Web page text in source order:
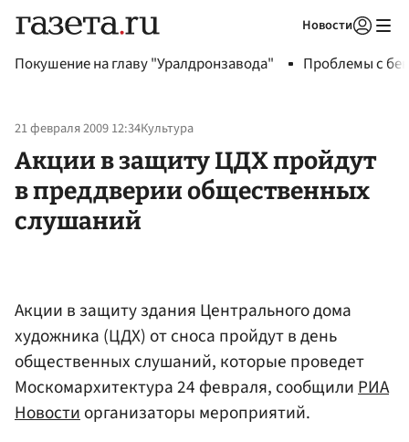
Новости
Покушение на главу "Уралдронзавода" Проблемы с
21 февраля 2009 12:34Культура
Акции в защиту ЦДХ пройдут
в преддверии общественных
слушаний
Акции в защиту здания Центрального дома
художника (ЦДХ) от сноса пройдут в день
общественных слушаний, которые проведет
Москомархитектура 24 февраля, сообщилиРИА
Новостиорганизаторы мероприятий.